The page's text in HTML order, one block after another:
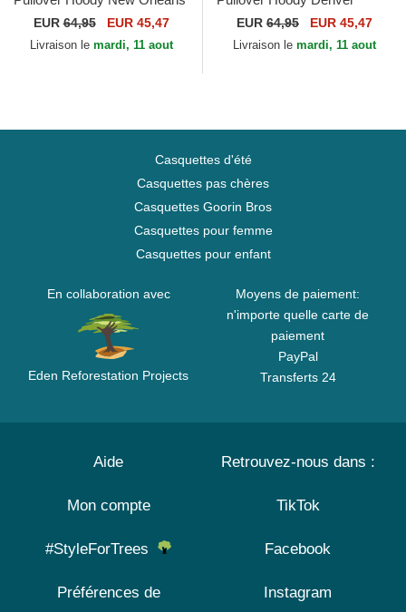
Pelicans NBA New Era
EUR64,95 EUR 45,47
Livraison le mardi, 11 aout
Nuggets NBA New Era
EUR 64,95 EUR 45,47
Livraison le mardi, 11 aout
Casquettes d'été
Casquettes pas chères
Casquettes Goorin Bros
Casquettes pour femme
Casquettes pour enfant
En collaboration avec
Eden Reforestation Projects
Moyens de paiement:
n'importe quelle carte de
paiement
PayPal
Transferts 24
Aide
Mon compte
#StyleForTrees
Préférences de
Retrouvez-nous dans :
TikTok
Facebook
Instagram